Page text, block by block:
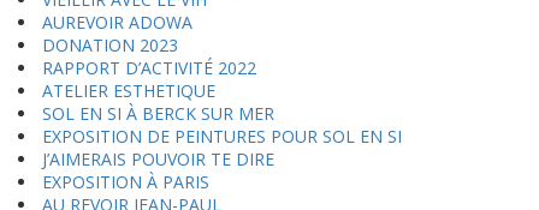
AUREVOIR ADOWA
DONATION 2023
RAPPORT D’ACTIVITÉ 2022
ATELIER ESTHETIQUE
SOL EN SI À BERCK SUR MER
EXPOSITION DE PEINTURES POUR SOL EN SI
J’AIMERAIS POUVOIR TE DIRE
EXPOSITION À PARIS
AU REVOIR JEAN-PAUL